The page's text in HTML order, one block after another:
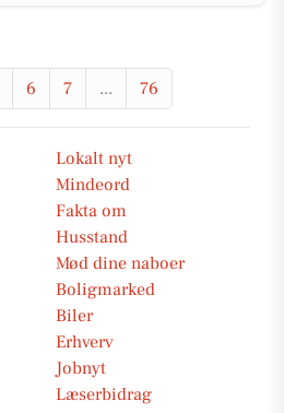
6 7 ... 76
Lokalt nyt
Mindeord
Fakta om
Husstand
Mød dine naboer
Boligmarked
Biler
Erhverv
Jobnyt
Læserbidrag